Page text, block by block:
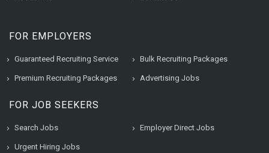
FOR EMPLOYERS
Guaranteed Recruiting Service Bulk Recruiting Packages
Premium Recruiting Packages Advertising Jobs
FOR JOB SEEKERS
Search Jobs Employer Direct Jobs
Urgent Hiring Jobs